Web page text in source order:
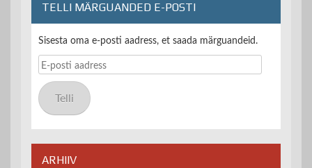
TELLI MÄRGUANDED E-POSTI
Sisesta oma e-posti aadress, et saada märguandeid.
E-
posti
aadress
Telli
ARHIIV